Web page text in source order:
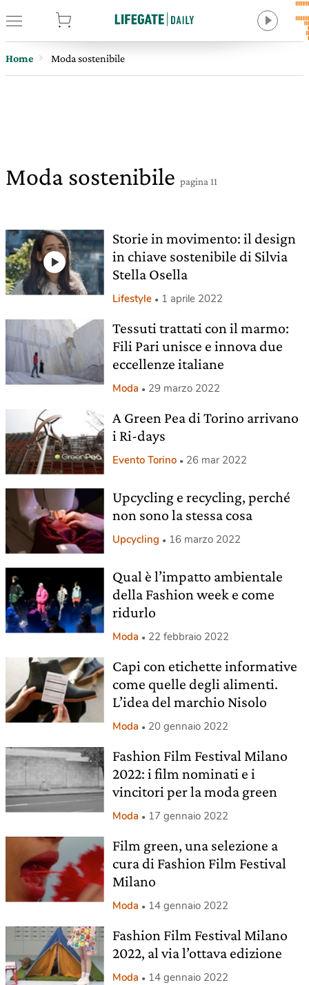
Home Moda sostenibile
Moda sostenibile pagina 11
Storie in movimento: il design
in chiave sostenibile di Silvia
Stella Osella
Lifestyle 1 aprile 2022
Tessuti trattati con il marmo:
Fili Pari unisce e innova due
eccellenze italiane
Moda 29 marzo 2022
A Green Pea di Torino arrivano
i Ri-days
Evento Torino 26 mar 2022
Upcycling e recycling, perché
non sono la stessa cosa
Upcycling 16 marzo 2022
Qual è l’impatto ambientale
della Fashion week e come
ridurlo
Moda 22 febbraio 2022
Capi con etichette informative
come quelle degli alimenti.
L’idea del marchio Nisolo
Moda 20 gennaio 2022
Fashion Film Festival Milano
2022: i film nominati e i
vincitori per la moda green
Moda 17 gennaio 2022
Film green, una selezione a
cura di Fashion Film Festival
Milano
Moda 14 gennaio 2022
Fashion Film Festival Milano
2022, al via l’ottava edizione
Moda 14 gennaio 2022